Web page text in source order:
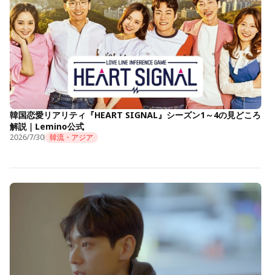
韓国恋愛リアリティ『HEART SIGNAL』シーズン1～4の見どころ
解説｜Lemino公式
2026/7/30 韓流・アジア